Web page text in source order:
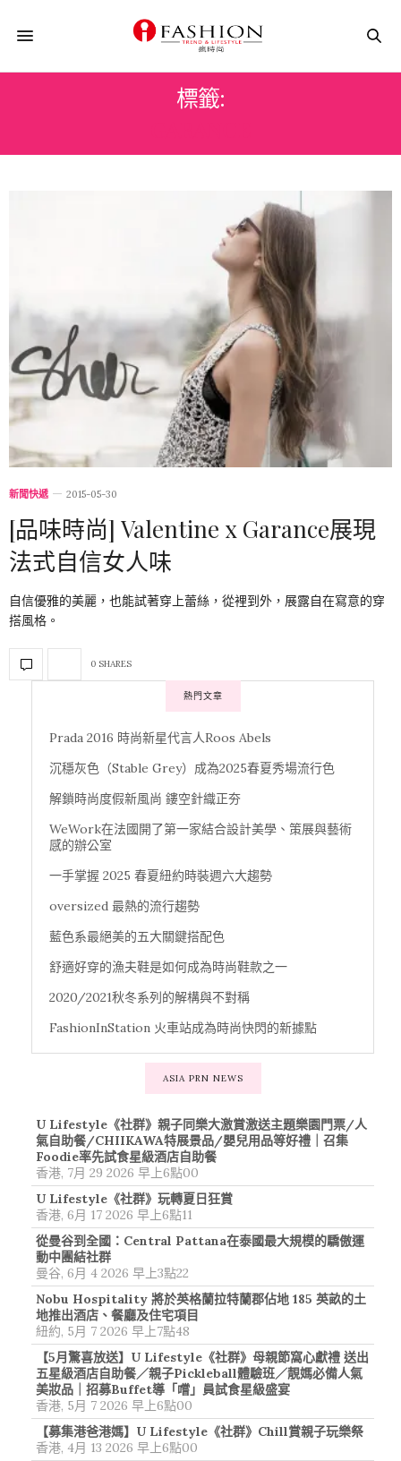
標籤:
新聞快遞 2015-05-30
[品味時尚] Valentine x Garance展現
法式自信女人味
自信優雅的美麗，也能試著穿上蕾絲，從裡到外，展露自在寫意的穿
搭風格。
0 SHARES
熱門文章
Prada 2016 時尚新星代言人Roos Abels
沉穩灰色（Stable Grey）成為2025春夏秀場流行色
解鎖時尚度假新風尚 鏤空針織正夯
WeWork在法國開了第一家結合設計美學、策展與藝術
感的辦公室
一手掌握 2025 春夏紐約時裝週六大趨勢
oversized 最熱的流行趨勢
藍色系最絕美的五大關鍵搭配色
舒適好穿的漁夫鞋是如何成為時尚鞋款之一
2020/2021秋冬系列的解構與不對稱
FashionInStation 火車站成為時尚快閃的新據點
ASIA PRN NEWS
U Lifestyle《社群》親子同樂大激賞激送主題樂園門票/人
氣自助餐/CHIIKAWA特展景品/嬰兒用品等好禮｜召集
Foodie率先試食星級酒店自助餐
香港, 7月 29 2026 早上6點00
U Lifestyle《社群》玩轉夏日狂賞
香港, 6月 17 2026 早上6點11
從曼谷到全國：Central Pattana在泰國最大規模的驕傲運
動中團結社群
曼谷, 6月 4 2026 早上3點22
Nobu Hospitality 將於英格蘭拉特蘭郡佔地 185 英畝的土
地推出酒店、餐廳及住宅項目
紐約, 5月 7 2026 早上7點48
【5月驚喜放送】U Lifestyle《社群》母親節窩心獻禮 送出
五星級酒店自助餐／親子Pickleball體驗班／靚媽必備人氣
美妝品｜招募Buffet導「嚐」員試食星級盛宴
香港, 5月 7 2026 早上6點00
【募集港爸港媽】U Lifestyle《社群》Chill賞親子玩樂祭
香港, 4月 13 2026 早上6點00